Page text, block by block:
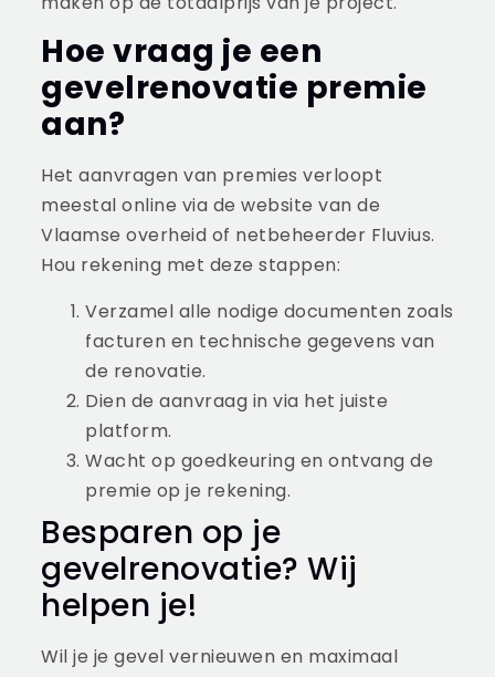
Hoe vraag je een
gevelrenovatie premie
aan?
Het aanvragen van premies verloopt
meestal online via de website van de
Vlaamse overheid of netbeheerder Fluvius.
Hou rekening met deze stappen:
Verzamel alle nodige documenten zoals
facturen en technische gegevens van
de renovatie.
Dien de aanvraag in via het juiste
platform.
Wacht op goedkeuring en ontvang de
premie op je rekening.
Besparen op je
gevelrenovatie? Wij
helpen je!
Wil je je gevel vernieuwen en maximaal